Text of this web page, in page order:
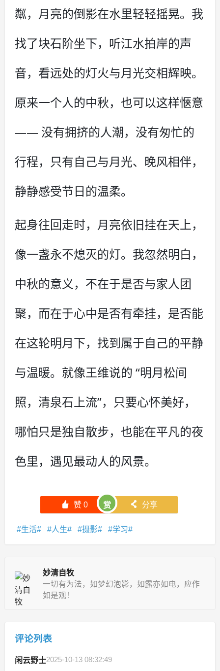
粼，月亮的倒影在水里轻轻摇晃。我
找了块石阶坐下，听江水拍岸的声
音，看远处的灯火与月光交相辉映。
原来一个人的中秋，也可以这样惬意
—— 没有拥挤的人潮，没有匆忙的
行程，只有自己与月光、晚风相伴，
静静感受节日的温柔。
起身往回走时，月亮依旧挂在天上，
像一盏永不熄灭的灯。我忽然明白，
中秋的意义，不在于是否与家人团
聚，而在于心中是否有牵挂，是否能
在这轮明月下，找到属于自己的平静
与温暖。就像王维说的 “明月松间
照，清泉石上流”，只要心怀美好，
哪怕只是独自散步，也能在平凡的夜
色里，遇见最动人的风景。
󰄼 赞0 赏 󰄯 分享
生活 人生 摄影 学习
妙清自牧
一切有为法，如梦幻泡影，如露亦如电，应作
如是观！
评论列表
闲云野士2025-10-13 08:32:49